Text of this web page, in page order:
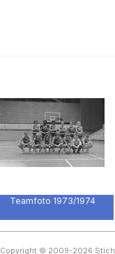
Teamfoto 1973/1974
Copyright © 2009-2026